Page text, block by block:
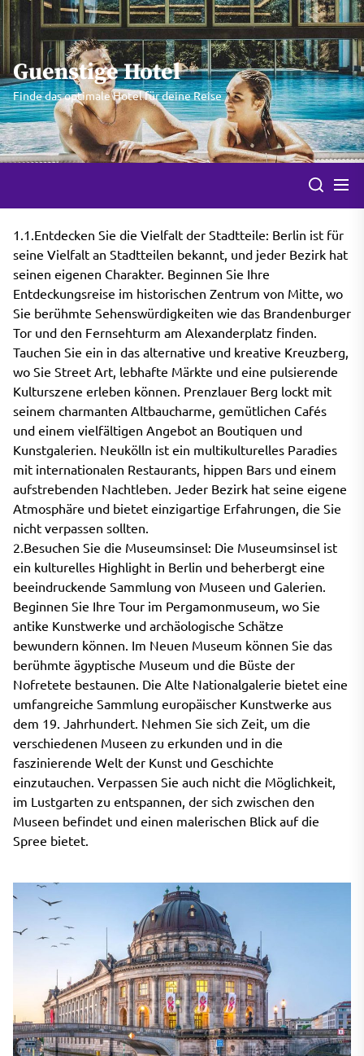
Skip
the
content
Guenstige Hotel
Finde das optimale Hotel für deine Reise
1.1.Entdecken Sie die Vielfalt der Stadtteile: Berlin ist für
seine Vielfalt an Stadtteilen bekannt, und jeder Bezirk hat
seinen eigenen Charakter. Beginnen Sie Ihre
Entdeckungsreise im historischen Zentrum von Mitte, wo
Sie berühmte Sehenswürdigkeiten wie das Brandenburger
Tor und den Fernsehturm am Alexanderplatz finden.
Tauchen Sie ein in das alternative und kreative Kreuzberg,
wo Sie Street Art, lebhafte Märkte und eine pulsierende
Kulturszene erleben können. Prenzlauer Berg lockt mit
seinem charmanten Altbaucharme, gemütlichen Cafés
und einem vielfältigen Angebot an Boutiquen und
Kunstgalerien. Neukölln ist ein multikulturelles Paradies
mit internationalen Restaurants, hippen Bars und einem
aufstrebenden Nachtleben. Jeder Bezirk hat seine eigene
Atmosphäre und bietet einzigartige Erfahrungen, die Sie
nicht verpassen sollten.
2.Besuchen Sie die Museumsinsel: Die Museumsinsel ist
ein kulturelles Highlight in Berlin und beherbergt eine
beeindruckende Sammlung von Museen und Galerien.
Beginnen Sie Ihre Tour im Pergamonmuseum, wo Sie
antike Kunstwerke und archäologische Schätze
bewundern können. Im Neuen Museum können Sie das
berühmte ägyptische Museum und die Büste der
Nofretete bestaunen. Die Alte Nationalgalerie bietet eine
umfangreiche Sammlung europäischer Kunstwerke aus
dem 19. Jahrhundert. Nehmen Sie sich Zeit, um die
verschiedenen Museen zu erkunden und in die
faszinierende Welt der Kunst und Geschichte
einzutauchen. Verpassen Sie auch nicht die Möglichkeit,
im Lustgarten zu entspannen, der sich zwischen den
Museen befindet und einen malerischen Blick auf die
Spree bietet.